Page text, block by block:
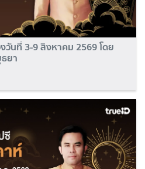
นที่ 3-9 สิงหาคม 2569 โดย
ยา